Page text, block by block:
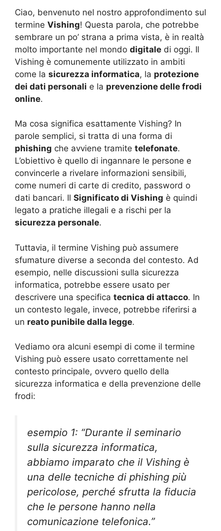
Ciao, benvenuto nel nostro approfondimento sul
termine Vishing! Questa parola, che potrebbe
sembrare un po’ strana a prima vista, è in realtà
molto importante nel mondo digitale di oggi. Il
Vishing è comunemente utilizzato in ambiti
come la sicurezza informatica, la protezione
dei dati personali e la prevenzione delle frodi
online.
Ma cosa significa esattamente Vishing? In
parole semplici, si tratta di una forma di
phishing che avviene tramite telefonate.
L’obiettivo è quello di ingannare le persone e
convincerle a rivelare informazioni sensibili,
come numeri di carte di credito, password o
dati bancari. Il Significato di Vishing è quindi
legato a pratiche illegali e a rischi per la
sicurezza personale.
Tuttavia, il termine Vishing può assumere
sfumature diverse a seconda del contesto. Ad
esempio, nelle discussioni sulla sicurezza
informatica, potrebbe essere usato per
descrivere una specifica tecnica di attacco. In
un contesto legale, invece, potrebbe riferirsi a
un reato punibile dalla legge.
Vediamo ora alcuni esempi di come il termine
Vishing può essere usato correttamente nel
contesto principale, ovvero quello della
sicurezza informatica e della prevenzione delle
frodi:
esempio 1: “Durante il seminario
sulla sicurezza informatica,
abbiamo imparato che il Vishing è
una delle tecniche di phishing più
pericolose, perché sfrutta la fiducia
che le persone hanno nella
comunicazione telefonica.”